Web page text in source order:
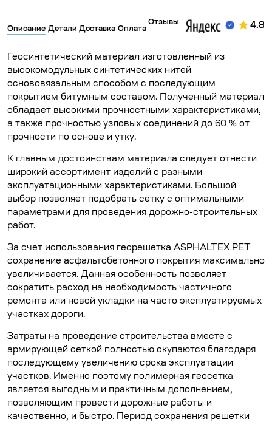
Описание Детали Доставка Оплата
Отзывы 4.8
Геосинтетический материал изготовленный из
высокомодульных синтетических нитей
основовязальным способом с последующим
покрытием битумным составом. Полученный материал
обладает высокими прочностными характеристиками,
а также прочностью узловых соединений до 60 % от
прочности по основе и утку.
К главным достоинствам материала следует отнести
широкий ассортимент изделий с разными
эксплуатационными характеристиками. Большой
выбор позволяет подобрать сетку с оптимальными
параметрами для проведения дорожно-строительных
работ.
За счет использования георешетка ASPHALTEX PET
сохранение асфальтобетонного покрытия максимально
увеличивается. Данная особенность позволяет
сократить расход на необходимость частичного
ремонта или новой укладки на часто эксплуатируемых
участках дороги.
Затраты на проведение строительства вместе с
армирующей сеткой полностью окупаются благодаря
последующему увеличению срока эксплуатации
участков. Именно поэтому полимерная геосетка
является выгодным и практичным дополнением,
позволяющим провести дорожные работы и
качественно, и быстро. Период сохранения решетки